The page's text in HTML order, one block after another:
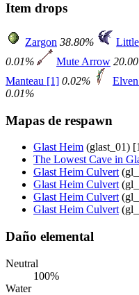
Item drops
Zargon 38.80%
0.01%
Mute Arrow
Manteau [1] 0.02%
0.01%
Mapas de respawn
Glast Heim (glast_01)
The Lowest Cave in
Glast Heim Culvert
Glast Heim Culvert
Glast Heim Culvert
Glast Heim Culvert
Daño elemental
Neutral
100%
Water